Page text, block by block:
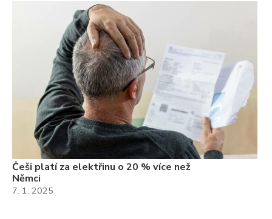
Češi platí za elektřinu o 20 % více než
Němci
7. 1. 2025